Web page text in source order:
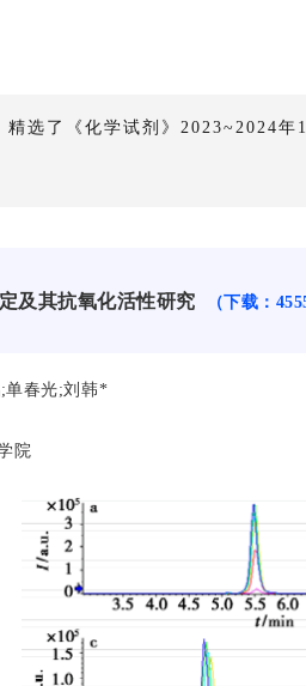
精选了《化学试剂》2023~2024
及其抗氧化活性研究 （下载：
单春光;刘韩*
院